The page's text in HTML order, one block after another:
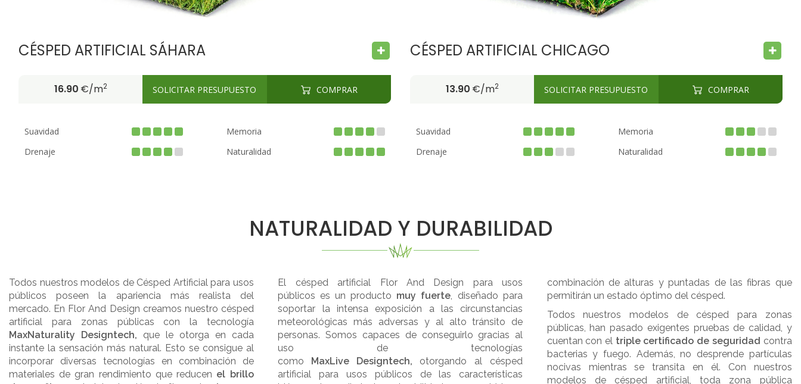
CÉSPED ARTIFICIAL SÁHARA
16.90 €/m2 SOLICITAR PRESUPUESTO COMPRAR
Suavidad
Memoria
Drenaje
Naturalidad
CÉSPED ARTIFICIAL CHICAGO
13.90 €/m2 SOLICITAR PRESUPUESTO COMPRAR
Suavidad
Memoria
Drenaje
Naturalidad
NATURALIDAD Y DURABILIDAD
Todos nuestros modelos de Césped Artificial para usos
públicos poseen la apariencia más realista del
mercado. En Flor And Design creamos nuestro césped
artificial para zonas públicas con la tecnología
MaxNaturality
Designtech, que le otorga en cada
instante la sensación más natural. Esto se consigue al
incorporar diversas tecnologías en combinación de
materiales de gran rendimiento que reducen el brillo
El césped artificial Flor And Design para usos
públicos es un producto muy fuerte , diseñado para
soportar la intensa exposición a las circunstancias
meteorológicas más adversas y al alto tránsito de
personas. Somos capaces de conseguirlo gracias al
uso de tecnologías
como MaxLive Designtech, otorgando al césped
artificial para usos públicos de las características
combinación de alturas y puntadas de las fibras que
permitirán un estado óptimo del césped.
Todos nuestros modelos de césped para zonas
públicas, han pasado exigentes pruebas de calidad, y
cuentan con el triple certificado de seguridad contra
bacterias y fuego. Además, no desprende partículas
nocivas mientras se transita en él. Con nuestros
modelos de césped artificial, toda zona pública